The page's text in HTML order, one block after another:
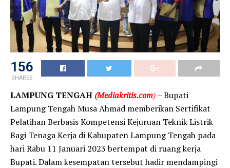
156
SHARES
LAMPUNG TENGAH (Mediakritis.com)– Bupati
Lampung Tengah Musa Ahmad memberikan Sertifikat
Pelatihan Berbasis Kompetensi Kejuruan Teknik Listrik
Bagi Tenaga Kerja di Kabupaten Lampung Tengah pada
hari Rabu 11 Januari 2023 bertempat di ruang kerja
Bupati. Dalam kesempatan tersebut hadir mendampingi